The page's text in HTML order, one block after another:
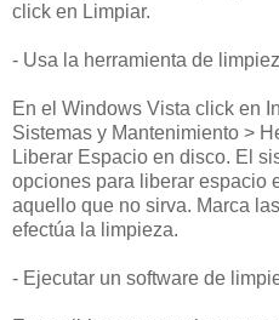
click en Limpiar.
- Usa la herramienta de
En el Windows Vista click en
Sistemas y Mantenimiento >
Liberar Espacio en disco. El
opciones para liberar espacio
aquello que no sirva. Marca
efectúa la limpieza.
- Ejecutar un software de